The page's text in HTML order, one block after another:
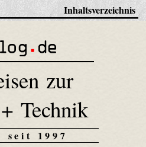
Inhaltsverzeichnis
zur
Technik
seit 1997